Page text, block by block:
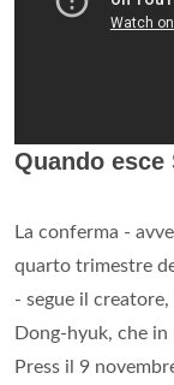
Quando esce
La conferma -
quarto trimestre
- segue il
Dong-hyuk, che in
Press il 9